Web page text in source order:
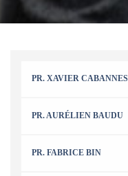
PR. XAVIER CABANNES
PR. AURÉLIEN BAUDU
PR. FABRICE BIN